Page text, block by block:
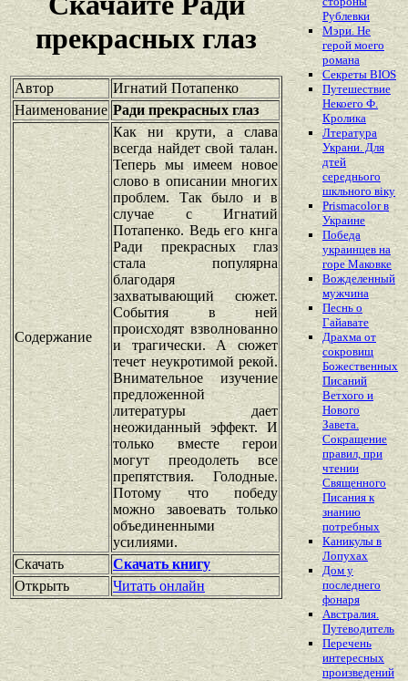
прекрасных глаз
Автор
Игнатий Потапенко
Наименование Ради прекрасных глаз
Содержание
Как ни крути, а слава
всегда найдет свой талан.
Теперь мы имеем новое
слово в описании многих
проблем. Так было и в
случае с Игнатий
Потапенко. Ведь его кнга
Ради прекрасных глаз
стала популярна
благодаря
захватывающий сюжет.
События в ней
происходят взволнованно
и трагически. А сюжет
течет неукротимой рекой.
Внимательное изучение
предложенной
литературы дает
неожиданный эффект. И
только вместе герои
могут преодолеть все
препятствия. Голодные.
Потому что победу
можно завоевать только
объединенными
усилиями.
Скачать
Скачать книгу
Открыть
Читать онлайн
Рублевки
Мэри. Не
герой моего
романа
Секреты BIOS
Путешествие
Некоего Ф.
Кролика
Лтература
Украни. Для
дтей
середнього
шкльного вiку
Prismacolor в
Украине
Победа
украинцев на
горе Маковке
Вожделенный
мужчина
Песнь о
Гайавате
Драхма от
сокровищ
Божественных
Писаний
Ветхого и
Нового
Завета.
Сокращение
правил, при
чтении
Священного
Писания к
знанию
потребных
Каникулы в
Лопухах
Дом у
последнего
фонаря
Австралия.
Путеводитель
Перечень
интересных
произведений